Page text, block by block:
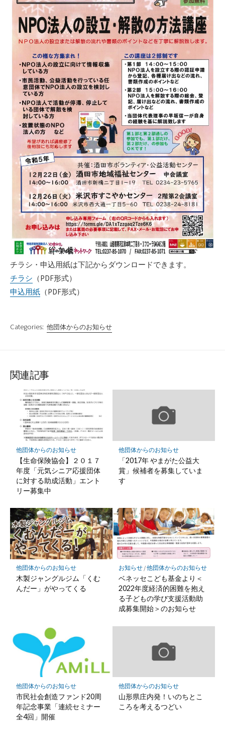
チラシ・申込用紙は下記からダウンロードできます。
チラシ （PDF形式）
申込用紙 （PDF形式）
Categories: 他団体からのお知らせ
関連記事
他団体からのお知らせ
【生命保険協会】２０１７
年度「元気シニア応援団体
に対する助成活動」エント
リー募集中
他団体からのお知らせ
「2017年 やまがた公益大
賞」候補者を募集していま
す
他団体からのお知らせ
木製ジャングルジム「くむ
んだー」がやってくる
お知らせ/他団体からのお知らせ
ベネッセこども基金より＜
2022年度経済的困難を抱え
る子どもの学び支援活動助
成募集開始＞のお知らせ
他団体からのお知らせ
市民社会創造ファンド20周
年記念事業「連続セミナー
全4回」開催
他団体からのお知らせ
山形県庄内発！いのちとこ
ころを考えるつどい